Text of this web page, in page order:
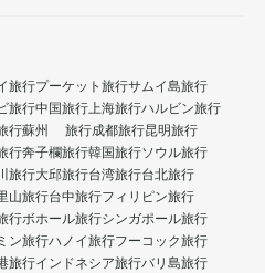
旅行プーケット旅行サムイ島旅行
旅行中国旅行上海旅行ハルビン旅行
行蘇州 旅行成都旅行昆明旅行
行奔子欄旅行韓国旅行ソウル旅行
旅行大邱旅行台湾旅行台北旅行
山旅行台中旅行フィリピン旅行
行ボホール旅行シンガポール旅行
ン旅行ハノイ旅行フーコック旅行
旅行インドネシア旅行バリ島旅行